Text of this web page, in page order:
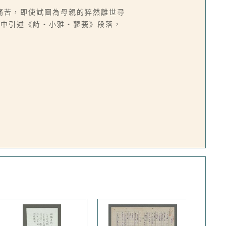
，即使試圖為母親的猝然離世尋
引述《詩‧小雅‧蓼莪》段落，